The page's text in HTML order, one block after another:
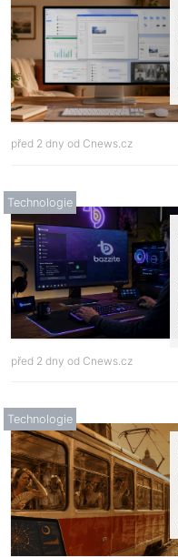
před 2 dny od Cnews.cz
Technologie
před 2 dny od Cnews.cz
Technologie